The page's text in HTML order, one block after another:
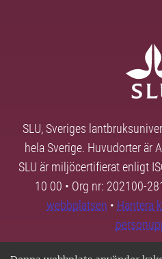
SLU, Sveriges
hela Sverige. Huvudorter är
SLU är miljöcertifierat enligt
10 00 • Org nr: 202100-
webbplatsen • Hantera